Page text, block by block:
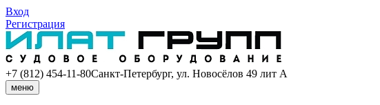
Вход
Регистрация
+7 (812) 454-11-80Санкт-Петербург, ул. Новосёлов 49 лит А
меню